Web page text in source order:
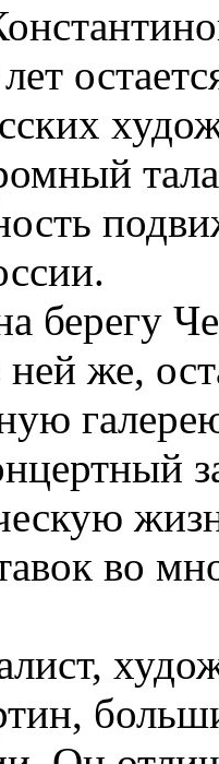
берегу
ней же,
во